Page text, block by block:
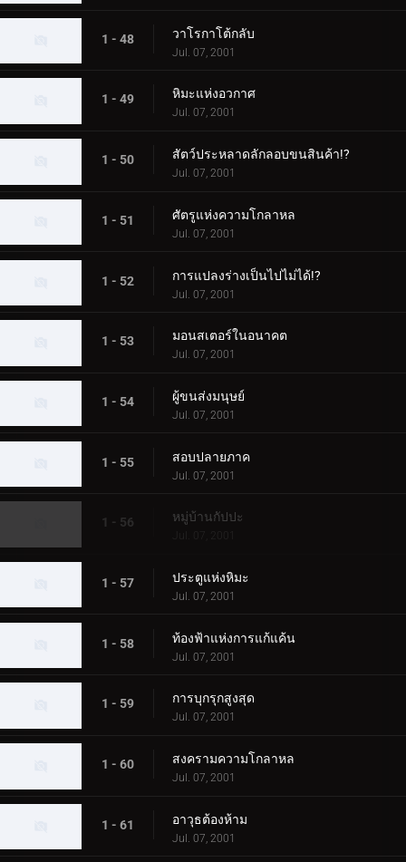
1 - 48 วาโรกาโต้กลับ
Jul. 07, 2001
1 - 49 หิมะแห่งอวกาศ
Jul. 07, 2001
1 - 50 สัตว์ประหลาดลักลอบขนสินค้า!?
Jul. 07, 2001
1 - 51 ศัตรูแห่งความโกลาหล
Jul. 07, 2001
1 - 52 การแปลงร่างเป็นไปไม่ได้!?
Jul. 07, 2001
1 - 53 มอนสเตอร์ในอนาคต
Jul. 07, 2001
1 - 54 ผู้ขนส่งมนุษย์
Jul. 07, 2001
1 - 55 สอบปลายภาค
Jul. 07, 2001
1 - 56 หมู่บ้านกัปปะ
Jul. 07, 2001
1 - 57 ประตูแห่งหิมะ
Jul. 07, 2001
1 - 58 ท้องฟ้าแห่งการแก้แค้น
Jul. 07, 2001
1 - 59 การบุกรุกสูงสุด
Jul. 07, 2001
1 - 60 สงครามความโกลาหล
Jul. 07, 2001
1 - 61 อาวุธต้องห้าม
Jul. 07, 2001